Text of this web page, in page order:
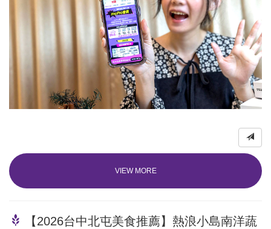
VIEW MORE
【2026台中北屯美食推薦】熱浪小島南洋蔬